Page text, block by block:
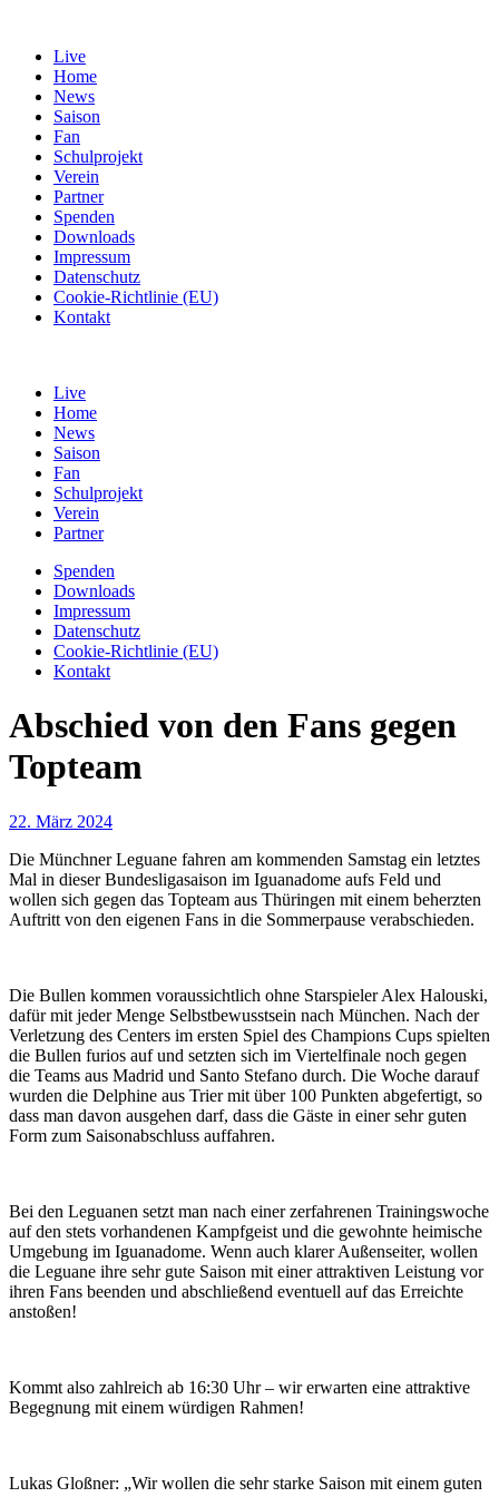
Live
Home
News
Saison
Fan
Schulprojekt
Verein
Partner
Spenden
Downloads
Impressum
Datenschutz
Cookie-Richtlinie (EU)
Kontakt
Live
Home
News
Saison
Fan
Schulprojekt
Verein
Partner
Spenden
Downloads
Impressum
Datenschutz
Cookie-Richtlinie (EU)
Kontakt
Abschied von den Fans gegen
Topteam
22. März 2024
Die Münchner Leguane fahren am kommenden Samstag ein letztes
Mal in dieser Bundesligasaison im Iguanadome aufs Feld und
wollen sich gegen das Topteam aus Thüringen mit einem beherzten
Auftritt von den eigenen Fans in die Sommerpause verabschieden.
Die Bullen kommen voraussichtlich ohne Starspieler Alex Halouski,
dafür mit jeder Menge Selbstbewusstsein nach München. Nach der
Verletzung des Centers im ersten Spiel des Champions Cups spielten
die Bullen furios auf und setzten sich im Viertelfinale noch gegen
die Teams aus Madrid und Santo Stefano durch. Die Woche darauf
wurden die Delphine aus Trier mit über 100 Punkten abgefertigt, so
dass man davon ausgehen darf, dass die Gäste in einer sehr guten
Form zum Saisonabschluss auffahren.
Bei den Leguanen setzt man nach einer zerfahrenen Trainingswoche
auf den stets vorhandenen Kampfgeist und die gewohnte heimische
Umgebung im Iguanadome. Wenn auch klarer Außenseiter, wollen
die Leguane ihre sehr gute Saison mit einer attraktiven Leistung vor
ihren Fans beenden und abschließend eventuell auf das Erreichte
anstoßen!
Kommt also zahlreich ab 16:30 Uhr – wir erwarten eine attraktive
Begegnung mit einem würdigen Rahmen!
Lukas Gloßner: „Wir wollen die sehr starke Saison mit einem guten